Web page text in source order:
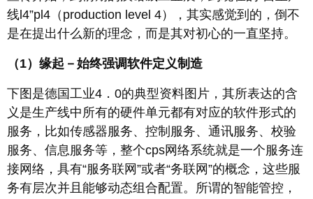
线l4”pl4（production level 4），其实感觉到的，倒不
是在提出什么新的理念，而是其对初心的一直坚持。
（1）缘起－始终强调软件定义制造
下图是德国工业4．0的典型资料图片，其所表达的含
义是生产线中所有的硬件单元都有对应的软件形式的
服务，比如传感器服务、控制服务、通讯服务、校验
服务、信息服务等，整个cps网络系统就是一个服务连
接网络，具有“服务联网”或者“务联网”的概念，这些服
务有层次并且能够动态组合配置。所谓的智能管控，